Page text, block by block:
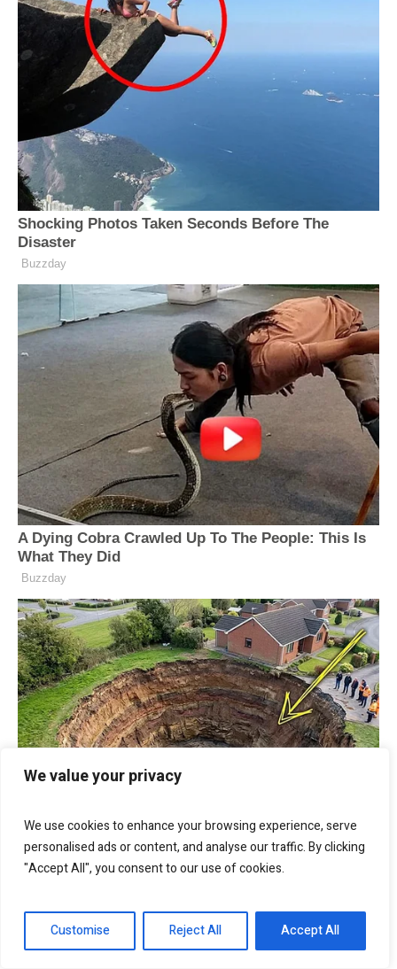
We value your privacy
We use cookies to enhance your browsing experience, serve
personalised ads or content, and analyse our traffic. By clicking
"Accept All", you consent to our use of cookies.
Customise Reject All Accept All